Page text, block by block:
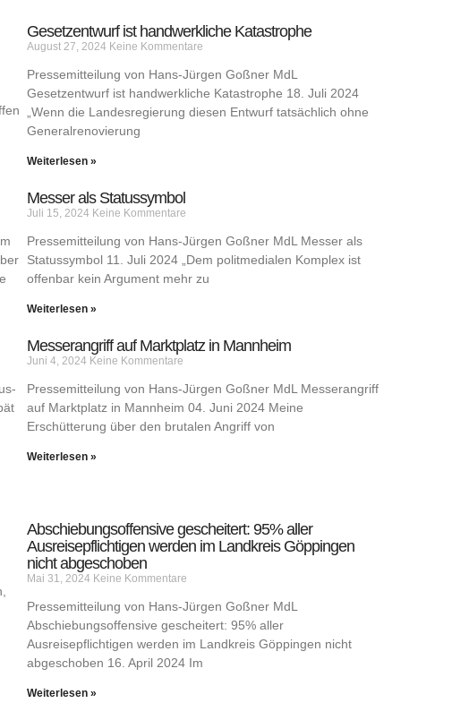
Gesetzentwurf ist handwerkliche Katastrophe
August 27, 2024 Keine Kommentare
Pressemitteilung von Hans-Jürgen Goßner MdL
Gesetzentwurf ist handwerkliche Katastrophe 18. Juli 2024
„Wenn die Landesregierung diesen Entwurf tatsächlich ohne
Generalrenovierung
Weiterlesen »
Messer als Statussymbol
Juli 15, 2024 Keine Kommentare
Pressemitteilung von Hans-Jürgen Goßner MdL Messer als
Statussymbol 11. Juli 2024 „Dem politmedialen Komplex ist
offenbar kein Argument mehr zu
Weiterlesen »
Messerangriff auf Marktplatz in Mannheim
Juni 4, 2024 Keine Kommentare
Pressemitteilung von Hans-Jürgen Goßner MdL Messerangriff
auf Marktplatz in Mannheim 04. Juni 2024 Meine
Erschütterung über den brutalen Angriff von
Weiterlesen »
Abschiebungsoffensive gescheitert: 95% aller
Ausreisepflichtigen werden im Landkreis Göppingen
nicht abgeschoben
Mai 31, 2024 Keine Kommentare
Pressemitteilung von Hans-Jürgen Goßner MdL
Abschiebungsoffensive gescheitert: 95% aller
Ausreisepflichtigen werden im Landkreis Göppingen nicht
abgeschoben 16. April 2024 Im
Weiterlesen »